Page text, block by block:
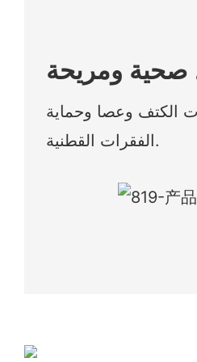
الكتف وعصا وحماية
الفقرات القطنية.